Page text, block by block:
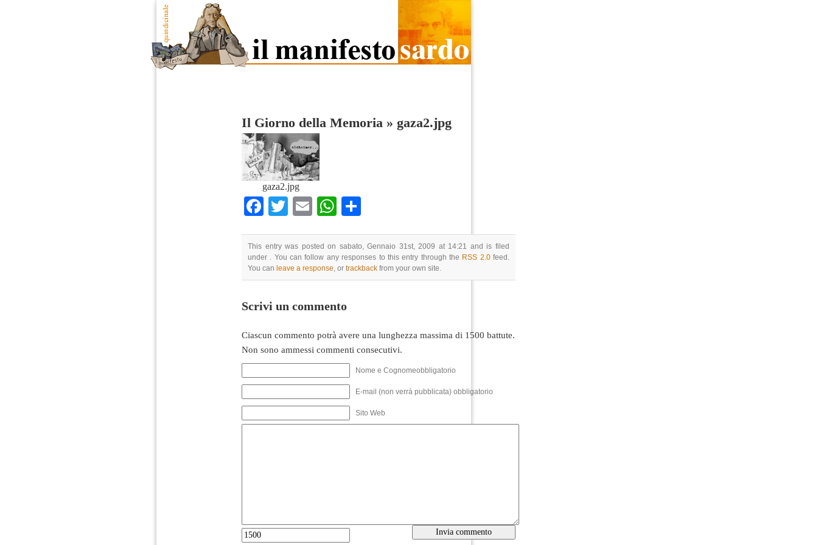
Il Giorno della Memoria » gaza2.jpg
gaza2.jpg
Facebook
TwitterEmailWhatsApp
This entry was posted on sabato, Gennaio 31st, 2009 at 14:21 and is filed
under . You can follow any responses to this entry through the RSS 2.0feed.
You can leave a response , or trackback from your own site.
Scrivi un commento
Ciascun commento potrà avere una lunghezza massima di 1500 battute.
Non sono ammessi commenti consecutivi.
Nome e Cognomeobbligatorio
E-mail (non verrà pubblicata) obbligatorio
Sito Web